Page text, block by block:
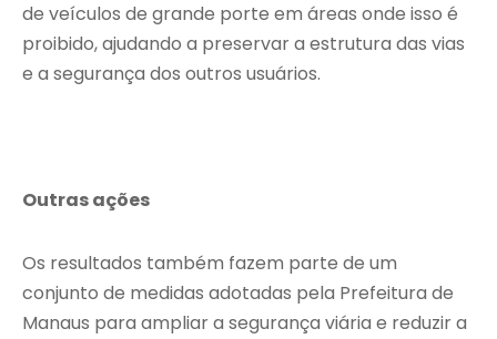
de veículos de grande porte em áreas onde isso é
proibido, ajudando a preservar a estrutura das vias
e a segurança dos outros usuários.
Outras ações
Os resultados também fazem parte de um
conjunto de medidas adotadas pela Prefeitura de
Manaus para ampliar a segurança viária e reduzir a